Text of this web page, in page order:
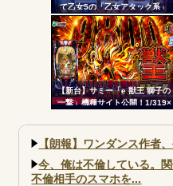
て乙女5の「乙女アタック系」
「繚乱の刻系」の連続演出信頼
度が公開される！みんなの体感
と比べてどうよ？
【新台】サミー「e 獣王 獅子の
一撃」機種サイト公開！1/319×
均9,800個のサバチャンに突入
【朗報】ワンダンス作者
今、俺は不倫している。
不倫相手のスマホを...